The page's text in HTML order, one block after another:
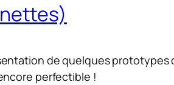
dequelques prototypes
perfectible !